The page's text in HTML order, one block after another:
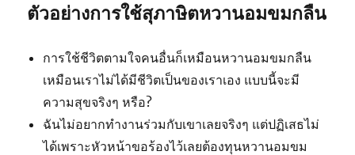
ตัวอย่างการใช้สุภาษิตหวานอมขมกลืน
การใช้ชีวิตตามใจคนอื่นก็เหมือนหวานอมขมกลืน
เหมือนเราไม่ได้มีชีวิตเป็นของเราเอง แบบนี้จะมี
ความสุขจริงๆ หรือ?
ฉันไม่อยากทำงานร่วมกับเขาเลยจริงๆ แต่ปฏิเสธไม่
ได้เพราะหัวหน้าขอร้องไว้เลยต้องทุนหวานอมขม